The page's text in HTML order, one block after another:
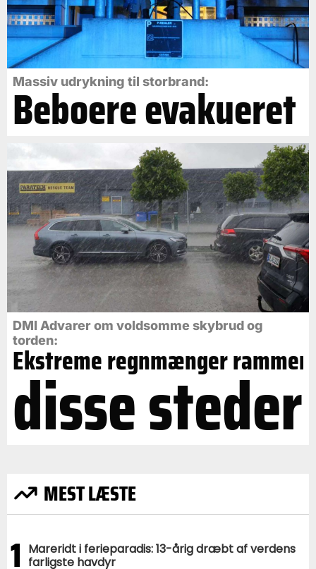
Massiv udrykning til storbrand:
Beboere evakueret
DMI Advarer om voldsomme skybrud og
torden:
Ekstreme regnmænger rammer
disse steder
MEST LÆSTE
1 Mareridt i ferieparadis: 13-årig dræbt af verdens
farligste havdyr